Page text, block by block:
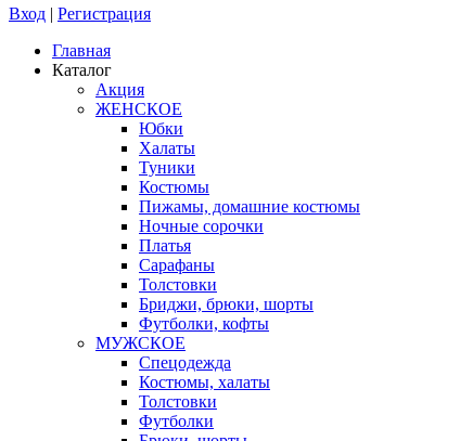
Вход | Регистрация
Главная
Каталог
Акция
ЖЕНСКОЕ
Юбки
Халаты
Туники
Костюмы
Пижамы, домашние костюмы
Ночные сорочки
Платья
Сарафаны
Толстовки
Бриджи, брюки, шорты
Футболки, кофты
МУЖСКОЕ
Спецодежда
Костюмы, халаты
Толстовки
Футболки